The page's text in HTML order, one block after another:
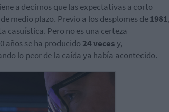
a decirnos que las expectativas a corto
medio plazo. Previo a los desplomes de1981,
casuística. Pero no es una certeza
años se ha producido 24 vecesy,
lo peor de la caída ya había acontecido.